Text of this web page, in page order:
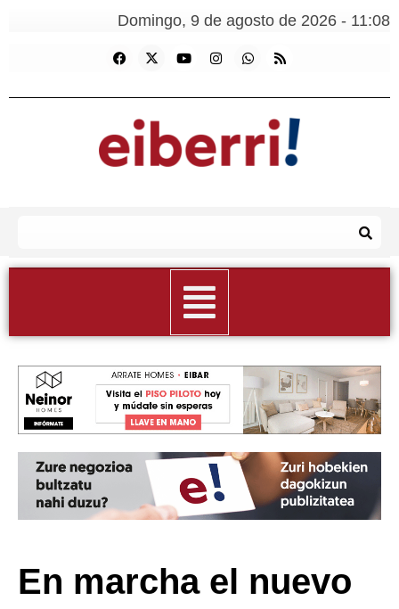
Domingo, 9 de agosto de 2026 - 11:08
En marcha el nuevo